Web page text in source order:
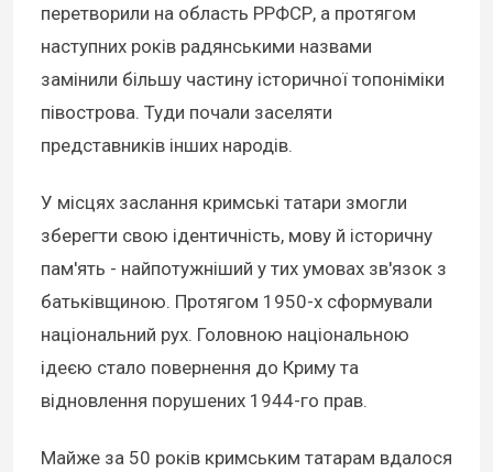
перетворили на область РРФСР, а протягом
наступних років радянськими назвами
замінили більшу частину історичної топоніміки
півострова. Туди почали заселяти
представників інших народів.
У місцях заслання кримські татари змогли
зберегти свою ідентичність, мову й історичну
пам'ять - найпотужніший у тих умовах зв'язок з
батьківщиною. Протягом 1950-х сформували
національний рух. Головною національною
ідеєю стало повернення до Криму та
відновлення порушених 1944-го прав.
Майже за 50 років кримським татарам вдалося